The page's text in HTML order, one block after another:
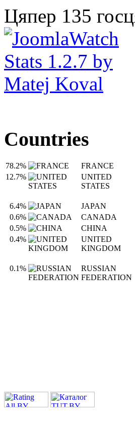
Цяпер 135
Countries
78.2%
FRANCE
12.7%
UNITED
STATES
6.4%
JAPAN
0.6%
CANADA
0.5%
CHINA
0.4%
UNITED
KINGDOM
0.1%
RUSSIAN
FEDERATION